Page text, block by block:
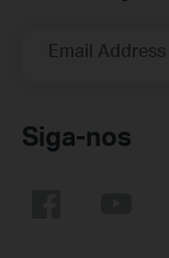
Email Address
Siga-nos